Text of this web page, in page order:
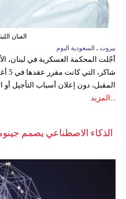
الفنان
بيروت ـ السعودية اليوم
أجّلت المحكمة العسكرية في لبنان،
المقبل، دون إعلان أسباب التأجيل
المزيد
الذكاء الاصطناعي يصمم